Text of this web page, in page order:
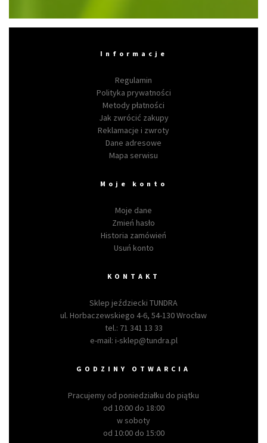
Informacje
Regulamin
Polityka prywatności
Metody płatności
Jak zwrócić zakupy
Reklamacje i zwroty
Dane adresowe
Mapa serwisu
Moje konto
Moje dane
Zmień hasło
Historia zamówień
Usuń konto
KONTAKT
Sklep jeździecki TUNDRA
ul. Horbaczewskiego 4-6, 54-130 Wrocław
tel.: 71 341 13 33
e-mail: i-sklep@tundra.pl
GODZINY OTWARCIA
Pracujemy od poniedziałku do piątku
od 10:00 do 18:00
w soboty
od 10:00 do 15:00